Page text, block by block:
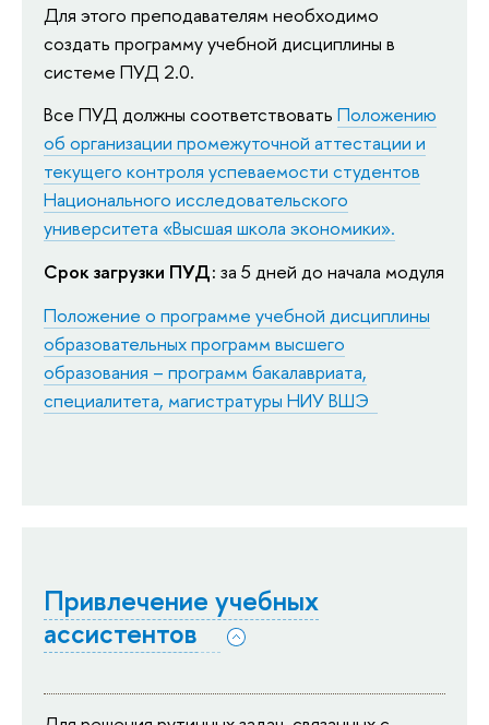
Для этого преподавателям необходимо
создать программу учебной дисциплины в
системе ПУД 2.0.
Все ПУД должны соответствовать Положению
об организации промежуточной аттестации и
текущего контроля успеваемости студентов
Национального исследовательского
университета «Высшая школа экономики».
Срок загрузки ПУД: за 5 дней до начала модуля
Положение о программе учебной дисциплины
образовательных программ высшего
образования – программ бакалавриата,
специалитета, магистратуры НИУ ВШЭ
Привлечение учебных
ассистентов